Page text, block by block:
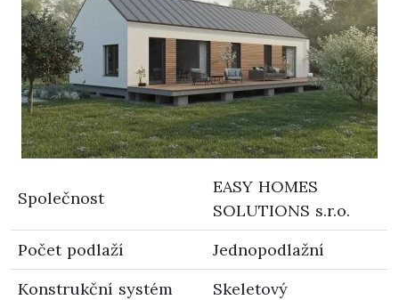
Společnost
EASY HOMES
SOLUTIONS s.r.o.
Počet podlaží
Jednopodlažní
Konstrukční systém
Skeletový